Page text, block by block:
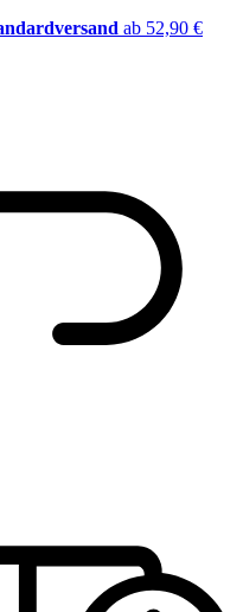
ab 52,90 €